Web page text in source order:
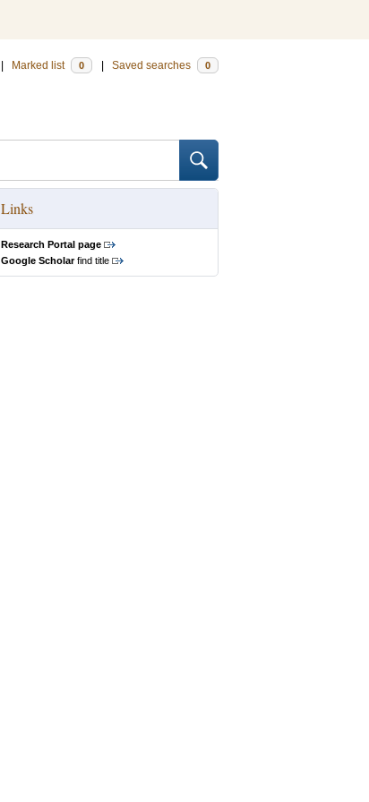
Marked list 0 Saved searches 0
Links
Research Portal page
Google Scholarfind title